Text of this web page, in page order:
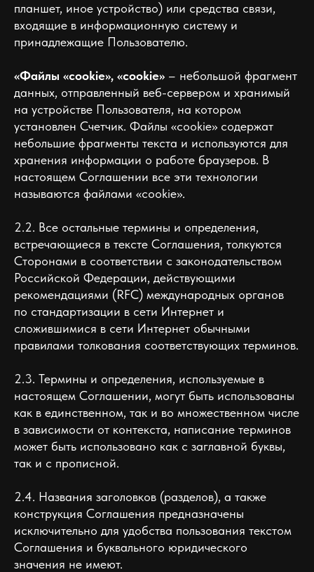
планшет, иное устройство) или средства связи,
входящие в информационную систему и
принадлежащие Пользователю.
«Файлы «cookie», «cookie» – небольшой фрагмент
данных, отправленный веб-сервером и хранимый
на устройстве Пользователя, на котором
установлен Счетчик. Файлы «cookie» содержат
небольшие фрагменты текста и используются для
хранения информации о работе браузеров. В
настоящем Соглашении все эти технологии
называются файлами «cookie».
2.2. Все остальные термины и определения,
встречающиеся в тексте Соглашения, толкуются
Сторонами в соответствии с законодательством
Российской Федерации, действующими
рекомендациями (RFC) международных органов
по стандартизации в сети Интернет и
сложившимися в сети Интернет обычными
правилами толкования соответствующих терминов.
2.3. Термины и определения, используемые в
настоящем Соглашении, могут быть использованы
как в единственном, так и во множественном числе
в зависимости от контекста, написание терминов
может быть использовано как с заглавной буквы,
так и с прописной.
2.4. Названия заголовков (разделов), а также
конструкция Соглашения предназначены
исключительно для удобства пользования текстом
Соглашения и буквального юридического
значения не имеют.